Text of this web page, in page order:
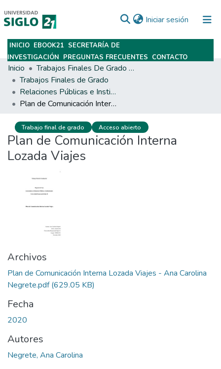
Iniciar sesión (current)
Subir
INICIO EBOOK21 SECRETARÍA DE
INVESTIGACIÓN PREGUNTAS FRECUENTES CONTACTO
Inicio
Trabajos Finales De Grado Y Posgrado
Trabajos Finales de Grado
Relaciones Públicas e Institucionales
Plan de Comunicación Interna Lozada Viajes
Trabajo final de grado Acceso abierto
Plan de Comunicación Interna
Lozada Viajes
Archivos
Plan de Comunicación Interna Lozada Viajes - Ana Carolina
Negrete.pdf(629.05 KB)
Fecha
2020
Autores
Negrete, Ana Carolina